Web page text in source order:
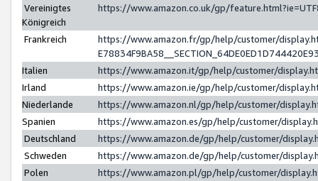
Vereinigtes
Königreich
https://www.amazon.co.uk/gp/
Frankreich
https://www.amazon.fr/gp/help/customer/
Italien
https://www.amazon.it/gp/help/customer/
Irland
https://www.amazon.ie/gp/help/customer/
Niederlande
https://www.amazon.nl/gp/help/customer/
Spanien
https://www.amazon.es/gp/help/customer/
Deutschland
https://www.amazon.de/gp/help/customer/
Schweden
https://www.amazon.de/gp/help/customer/
Polen
https://www.amazon.pl/gp/help/customer/